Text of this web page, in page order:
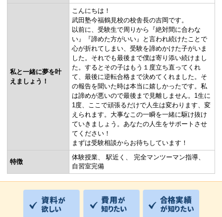
私と一緒に夢を叶
えましょう！
こんにちは！
武田塾今福鶴見校の校舎長の吉岡です。
以前に、受験生で周りから『絶対間に合わな
い』『諦めた方がいい』と言われ続けたことで
心が折れてしまい、受験を諦めかけた子がいま
した。それでも最後まで僕は寄り添い続けまし
た。するとその子はもう１度立ち直ってくれ
て、最後に逆転合格まで決めてくれました。そ
の報告を聞いた時は本当に嬉しかったです。私
は諦めが悪いので最後まで見離しません。1生に
1度、ここで頑張るだけで人生は変わります、変
えられます。大事なこの一瞬を一緒に駆け抜け
ていきましょう。あなたの人生をサポートさせ
てください！
まずは受験相談からお待ちしています！
特徴
体験授業 駅近く
完全マンツーマン指導
自習室完備